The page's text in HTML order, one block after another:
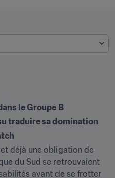
le Groupe B
traduire sa domination
déjà une obligation de
du Sud se retrouvaient
avant de se frotter